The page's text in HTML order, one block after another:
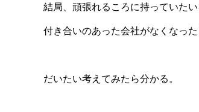
結局、頑張れるころに持っていた
付き合いのあった会社がなくなった
だいたい考えてみたら分かる。